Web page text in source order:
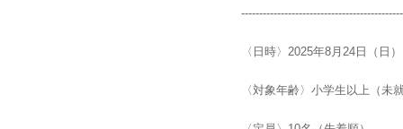
〈日時〉2025年8月24日（日
〈対象年齢〉小学生以上（未